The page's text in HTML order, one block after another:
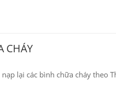
CHÁY
lại các bình chữa cháy theo